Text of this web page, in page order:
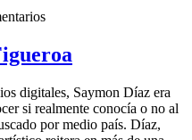
digitales, Saymon Díaz era
si realmente conocía o no al
por medio país. Díaz,